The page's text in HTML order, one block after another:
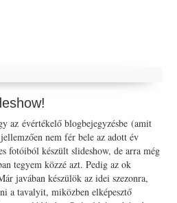
az évértékelő blogbejegyzésbe (amit
nem fér bele az adott év
fotóiból készült slideshow, de arra még
tegyem közzé azt. Pedig az ok
javában készülök az idei szezonra,
a tavalyit, miközben elképesztő